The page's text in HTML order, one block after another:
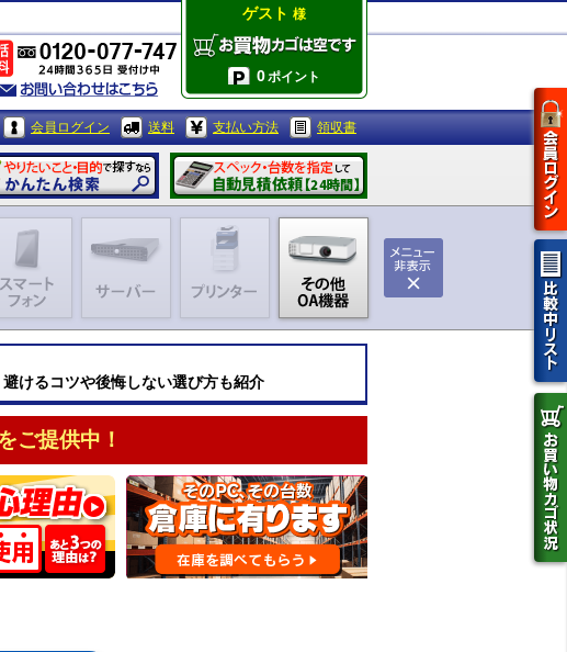
ゲスト 様
0ポイント
会員ログイン 送料 支払い方法 領収書
けるコツや後悔しない選び方も紹介
ご提供中！